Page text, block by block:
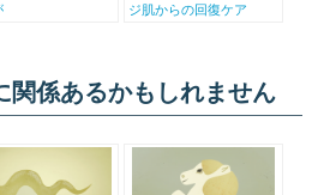
ジ肌からの回復ケア
関係あるかもしれません